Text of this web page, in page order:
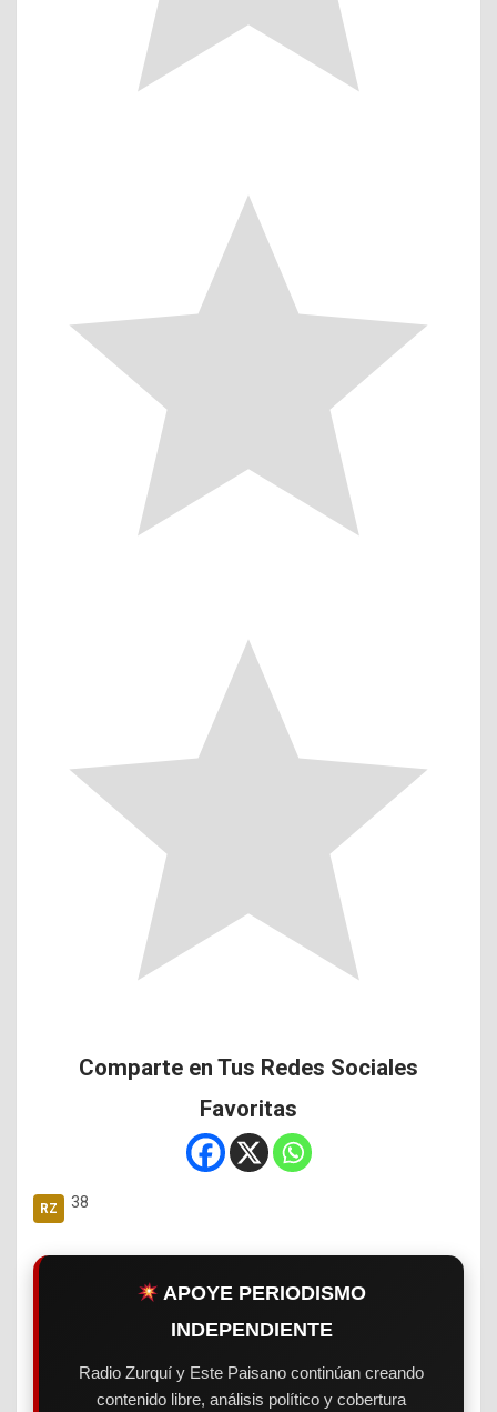
Comparte en Tus Redes Sociales
Favoritas
38
APOYE PERIODISMO
INDEPENDIENTE
Radio Zurquí y Este Paisano continúan creando
contenido libre, análisis político y cobertura